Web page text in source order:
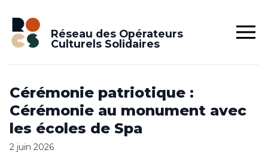
Réseau des Opérateurs
Culturels Solidaires
Cérémonie patriotique :
Cérémonie au monument avec
les écoles de Spa
2 juin 2026